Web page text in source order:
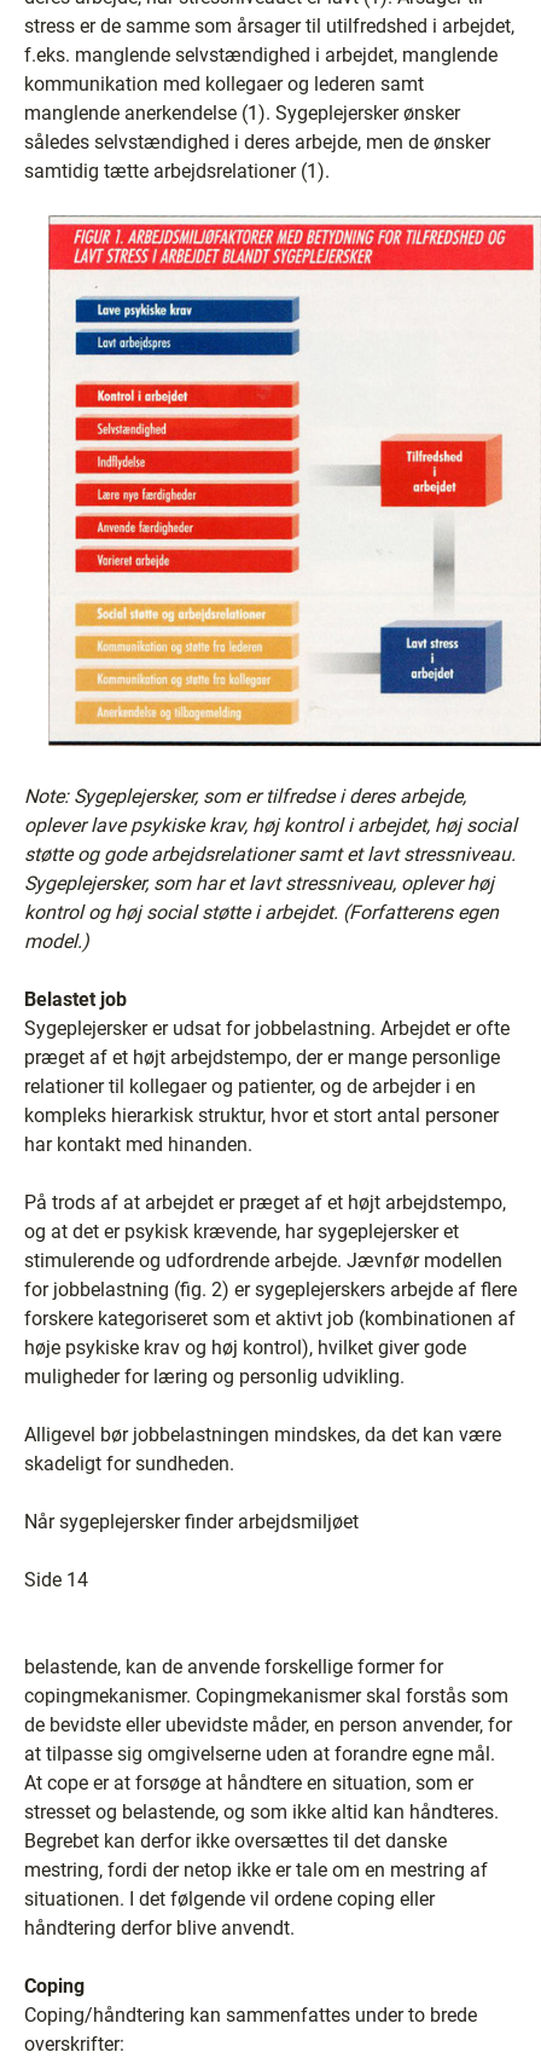
stress er de samme som årsager til utilfredshed i arbejdet,
f.eks. manglende selvstændighed i arbejdet, manglende
kommunikation med kollegaer og lederen samt
manglende anerkendelse (1). Sygeplejersker ønsker
således selvstændighed i deres arbejde, men de ønsker
samtidig tætte arbejdsrelationer (1).
Note: Sygeplejersker, som er tilfredse i deres arbejde,
oplever lave psykiske krav, høj kontrol i arbejdet, høj social
støtte og gode arbejdsrelationer samt et lavt stressniveau.
Sygeplejersker, som har et lavt stressniveau, oplever høj
kontrol og høj social støtte i arbejdet. (Forfatterens egen
model.)
Belastet job
Sygeplejersker er udsat for jobbelastning. Arbejdet er ofte
præget af et højt arbejdstempo, der er mange personlige
relationer til kollegaer og patienter, og de arbejder i en
kompleks hierarkisk struktur, hvor et stort antal personer
har kontakt med hinanden.
På trods af at arbejdet er præget af et højt arbejdstempo,
og at det er psykisk krævende, har sygeplejersker et
stimulerende og udfordrende arbejde. Jævnfør modellen
for jobbelastning (fig. 2) er sygeplejerskers arbejde af flere
forskere kategoriseret som et aktivt job (kombinationen af
høje psykiske krav og høj kontrol), hvilket giver gode
muligheder for læring og personlig udvikling.
Alligevel bør jobbelastningen mindskes, da det kan være
skadeligt for sundheden.
Når sygeplejersker finder arbejdsmiljøet
Side 14
belastende, kan de anvende forskellige former for
copingmekanismer. Copingmekanismer skal forstås som
de bevidste eller ubevidste måder, en person anvender, for
at tilpasse sig omgivelserne uden at forandre egne mål.
At cope er at forsøge at håndtere en situation, som er
stresset og belastende, og som ikke altid kan håndteres.
Begrebet kan derfor ikke oversættes til det danske
mestring, fordi der netop ikke er tale om en mestring af
situationen. I det følgende vil ordene coping eller
håndtering derfor blive anvendt.
Coping
Coping/håndtering kan sammenfattes under to brede
overskrifter: